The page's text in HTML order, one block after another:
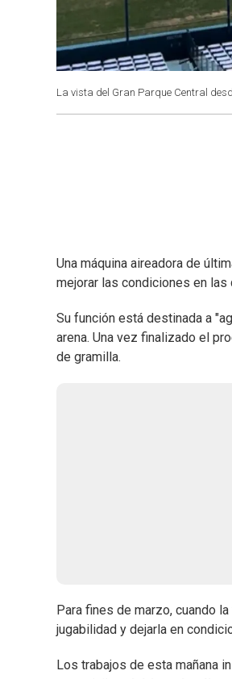
La vista del Gran Parque Central
Una máquina aireadora de
mejorar las condiciones en
Su función está destinada a
arena. Una vez finalizado el
de gramilla.
Para fines de marzo, cuando
jugabilidad y dejarla en
Los trabajos de esta mañana